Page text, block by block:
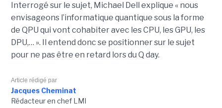
Interrogé sur le sujet, Michael Dell explique « nous
envisageons l’informatique quantique sous la forme
de QPU qui vont cohabiter avec les CPU, les GPU, les
DPU,… ». Il entend donc se positionner sur le sujet
pour ne pas être en retard lors du Q day.
Article rédigé par
Jacques Cheminat
Rédacteur en chef LMI